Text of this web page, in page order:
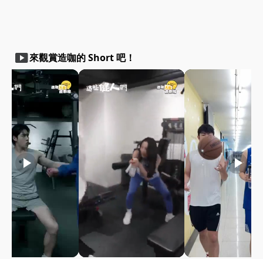
smart_display來觀賞造咖的 Short 吧！
play_arrow play_arrow play_arrow